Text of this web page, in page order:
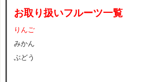
お取り扱いフルーツ一覧
りんご
みかん
ぶどう